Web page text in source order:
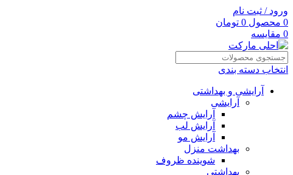
ورود / ثبت نام
0 محصول 0 تومان
0 مقایسه
انتخاب دسته بندی
آرایشی و بهداشتی
آرایشی
آرایش چشم
آرایش لب
آرایش مو
بهداشت منزل
شوینده ظروف
بهداشتی